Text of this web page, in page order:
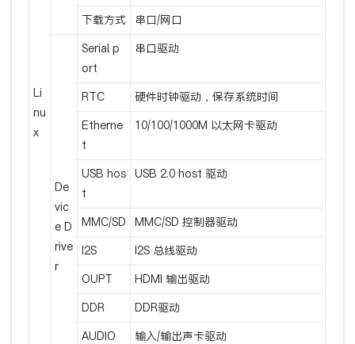
Li
nu
x
下载方式 串口/网口
De
vic
e D
rive
r
Serial p
ort
串口驱动
RTC 硬件时钟驱动，保存系统时间
Etherne
t
10/100/1000M 以太网卡驱动
USB hos
t
USB 2.0 host 驱动
MMC/SD MMC/SD 控制器驱动
I2S I2S 总线驱动
OUPT HDMI 输出驱动
DDR DDR驱动
AUDIO
输入/输出声卡驱动